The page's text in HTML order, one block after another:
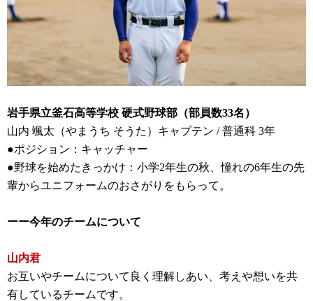
岩手県立釜石高等学校 硬式野球部（部員数33名）
山内 颯太（やまうち そうた）キャプテン / 普通科 3年
●ポジション：キャッチャー
●野球を始めたきっかけ：小学2年生の秋、憧れの6年生の先
輩からユニフォームのおさがりをもらって。
ーー今年のチームについて
山内君
お互いやチームについて良く理解しあい、考えや想いを共
有しているチームです。